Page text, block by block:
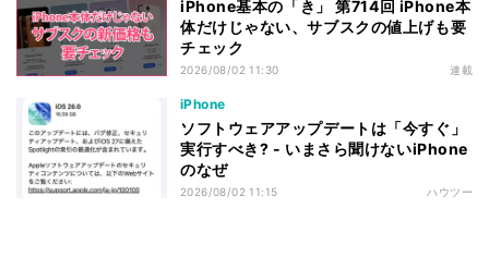
iPhone基本の「き」 第714回 iPhone本
体だけじゃない、サブスクの値上げも要
チェック
2026/08/02 11:30 連載
iPhone
ソフトウェアアップデートは「今すぐ」
実行すべき? - いまさら聞けないiPhone
のなぜ
2026/08/02 11:15 ハウツー